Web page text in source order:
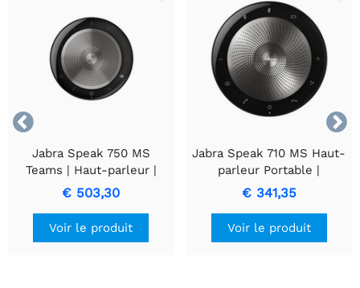


Jabra Speak 750 MS
Teams | Haut-parleur |
Universel | USB/Bluetooth
| Noir/Argenté
€ 503,30
Voir le produit
Jabra Speak 710 MS Haut-
parleur Portable |
Connectivité USB et
Bluetooth
€ 341,35
Voir le produit